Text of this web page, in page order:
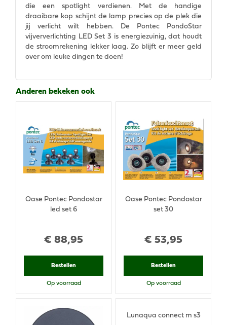
die een spotlight verdienen. Met de handige
draaibare kop schijnt de lamp precies op de plek die
jij verlicht wilt hebben. De Pontec PondoStar
vijververlichting LED Set 3 is energiezuinig, dat houdt
de stroomrekening lekker laag. Zo blijft er meer geld
over om leuke dingen te doen!
Anderen bekeken ook
€ 88,95
Oase Pontec Pondostar
led set 6
Bestellen
Op voorraad
€ 53,95
Oase Pontec Pondostar
set 30
Bestellen
Op voorraad
Lunaqua connect m s3